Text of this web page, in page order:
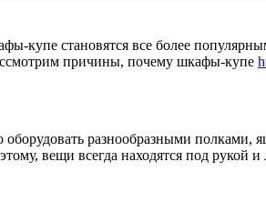
купе становятся все более
причины, почему шкафы-купе
разнообразными полками,
вещи всегда находятся под рукой